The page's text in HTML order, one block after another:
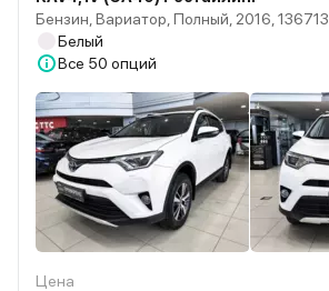
Бензин, Вариатор, Полный, 2016, 136713
Белый
Все 50 опций
Цена